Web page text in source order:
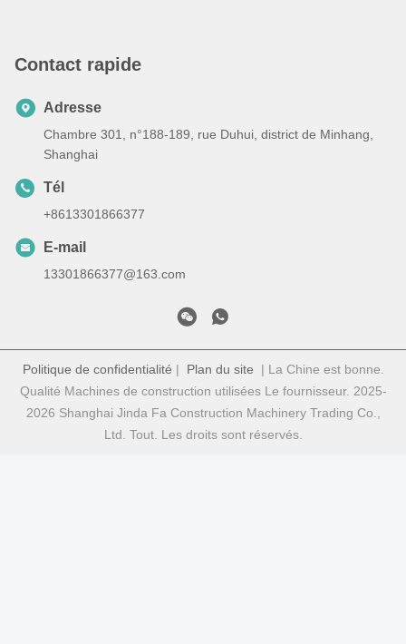
Contact rapide
Adresse
Chambre 301, n°188-189, rue Duhui, district de Minhang,
Shanghai
Tél
+8613301866377
E-mail
13301866377@163.com
Politique de confidentialité | Plan du site | La Chine est bonne.
Qualité Machines de construction utilisées Le fournisseur. 2025-
2026 Shanghai Jinda Fa Construction Machinery Trading Co.,
Ltd. Tout. Les droits sont réservés.